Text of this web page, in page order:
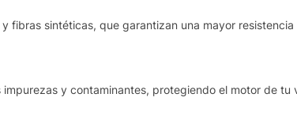
sintéticas, que garantizan una mayor
y contaminantes, protegiendo el motor de tu